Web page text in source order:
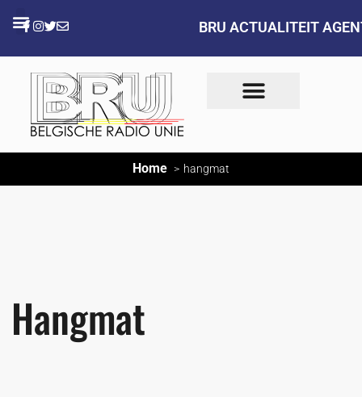
BRU ACTUALITEIT
Home hangmat
Hangmat